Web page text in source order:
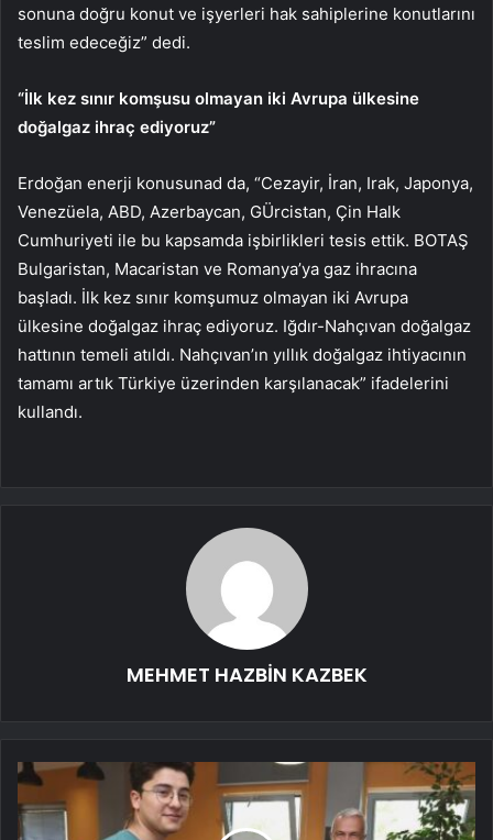
sonuna doğru konut ve işyerleri hak sahiplerine konutlarını
teslim edeceğiz” dedi.
“İlk kez sınır komşusu olmayan iki Avrupa ülkesine
doğalgaz ihraç ediyoruz”
Erdoğan enerji konusunad da, “Cezayir, İran, Irak, Japonya,
Venezüela, ABD, Azerbaycan, GÜrcistan, Çin Halk
Cumhuriyeti ile bu kapsamda işbirlikleri tesis ettik. BOTAŞ
Bulgaristan, Macaristan ve Romanya’ya gaz ihracına
başladı. İlk kez sınır komşumuz olmayan iki Avrupa
ülkesine doğalgaz ihraç ediyoruz. Iğdır-Nahçıvan doğalgaz
hattının temeli atıldı. Nahçıvan’ın yıllık doğalgaz ihtiyacının
tamamı artık Türkiye üzerinden karşılanacak” ifadelerini
kullandı.
MEHMET HAZBİN KAZBEK